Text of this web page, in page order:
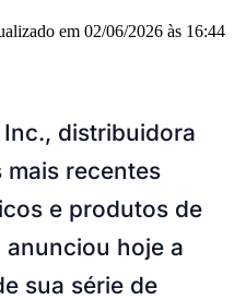
BelvalJardim
Jardim Silveira Jardim
LuziaParque Viana
Vila BarrosVila Boa VistaVila
Vila Nossa Sra. da
em 02/06/2026 às 16:44
Inc., distribuidora
recentes
e produtos de
hoje a
sua série de